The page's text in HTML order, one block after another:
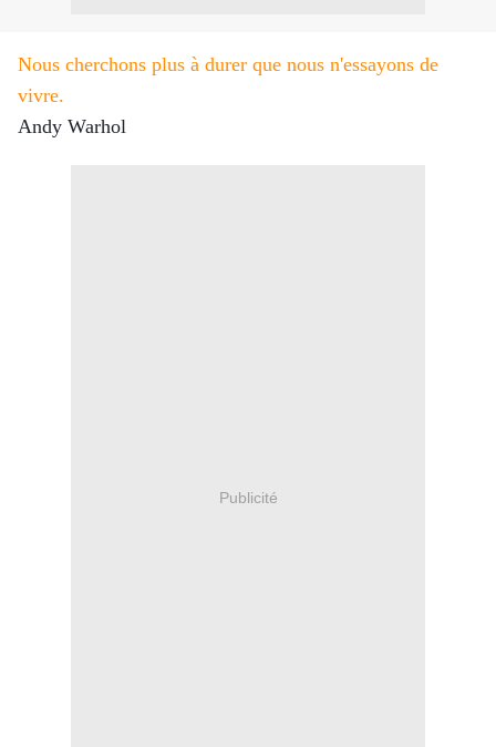
Nous cherchons plus à durer que nous n'essayons de
vivre.
Andy Warhol
Publicité